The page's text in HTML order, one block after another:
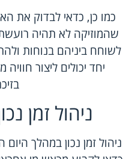
כמו כן, כדאי לבדוק את
שהמוזיקה לא תהיה
לשוחח ביניהם בנוחות
יחד יכולים ליצור
ניהול זמן
ניהול זמן נכון במהלך